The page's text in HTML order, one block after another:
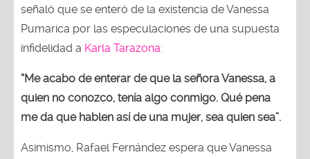
señaló que se enteró de la existencia de Vanessa
Pumarica por las especulaciones de una supuesta
infidelidad a Karla Tarazona:
“Me acabo de enterar de que la señora Vanessa, a
quien no conozco, tenía algo conmigo. Qué pena
me da que hablen así de una mujer, sea quien sea”.
Asimismo, Rafael Fernández espera que Vanessa